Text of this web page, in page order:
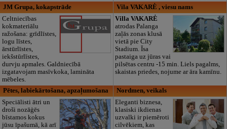
JM Grupa, kokapstrāde
Celtniecības
kokmateriālu
ražošana: grīdlīstes,
logu līstes,
ārstūrlīstes,
iekšstūrlīstes,
durvju apmales. Galdniecībā
izgatavojam masīvkoka, lamināta
mēbeles.
Vila VAKARĖ , viesu nams
Villa VAKARĖ
atrodas Palanga
zaļās zonas klusā
vietā pie City
Stadium. Īsa
pastaiga uz jūras vai
pilsētas centru -15 min. Liels pagalms,
skaistas priedes, nojume ar āra kamīnu.
Pētes, labiekārtošana, apzaļumošana
Speciālisti ātri un
droši nozāģēs
bīstamos kokus
jūsu īpašumā, kā arī
Nordmen, veikals
Eleganti biznesa,
klasiski ikdienas
uzvalki ir piemēroti
cilvēkiem, kas